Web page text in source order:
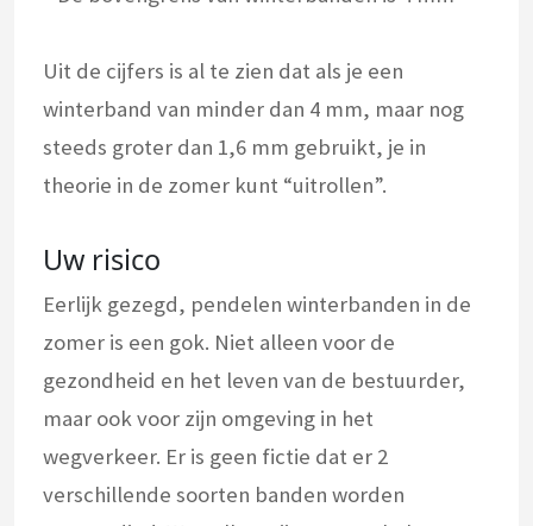
Uit de cijfers is al te zien dat als je een
winterband van minder dan 4 mm, maar nog
steeds groter dan 1,6 mm gebruikt, je in
theorie in de zomer kunt “uitrollen”.
Uw risico
Eerlijk gezegd, pendelen winterbanden in de
zomer is een gok. Niet alleen voor de
gezondheid en het leven van de bestuurder,
maar ook voor zijn omgeving in het
wegverkeer. Er is geen fictie dat er 2
verschillende soorten banden worden